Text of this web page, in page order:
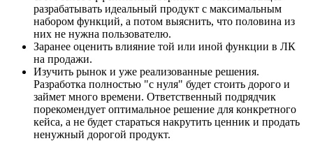
разрабатывать идеальный продукт с максимальным
набором функций, а потом выяснить, что половина из
них не нужна пользователю.
Заранее оценить влияние той или иной функции в ЛК
на продажи.
Изучить рынок и уже реализованные решения.
Разработка полностью "с нуля" будет стоить дорого и
займет много времени. Ответственный подрядчик
порекомендует оптимальное решение для конкретного
кейса, а не будет стараться накрутить ценник и продать
ненужный дорогой продукт.